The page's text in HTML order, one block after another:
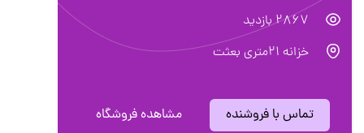
2867 بازدید
خزانه ۲۱متری بعثت
تماس با فروشنده مشاهده فروشگاه